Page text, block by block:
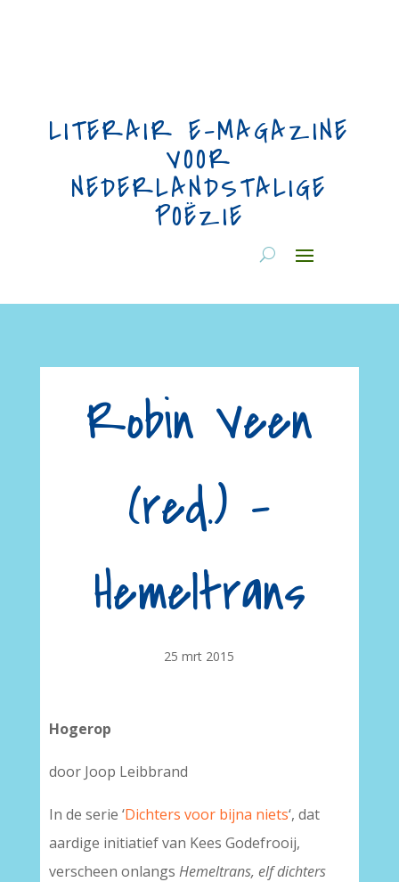
LITERAIR E-MAGAZINE
VOOR
NEDERLANDSTALIGE
POËZIE
Robin Veen
(red.) –
Hemeltrans
25 mrt 2015
Hogerop
door Joop Leibbrand
In de serie ‘Dichters voor bijna niets‘, dat
aardige initiatief van Kees Godefrooij,
verscheen onlangs Hemeltrans, elf dichters